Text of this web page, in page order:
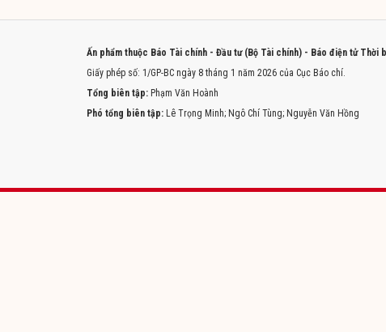
Ấn phẩm thuộc Báo Tài chính - Đầu tư (Bộ Tài chính) - Báo điện tử Thời
Giấy phép số: 1/GP-BC ngày 8 tháng 1 năm 2026 của Cục Báo chí.
Tổng biên tập: Phạm Văn Hoành
Phó tổng biên tập: Lê Trọng Minh; Ngô Chí Tùng; Nguyễn Văn Hồng